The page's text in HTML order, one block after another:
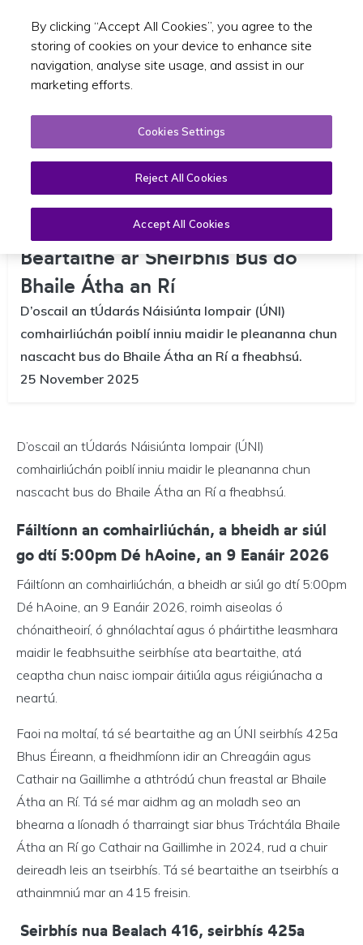
Toggle
Seolann an ÚNI comhairliúchán
poiblí maidir le Feabhsuithe atá
Beartaithe ar Sheirbhís Bus do
Bhaile Átha an Rí
D’oscail an tÚdarás Náisiúnta Iompair (ÚNI)
comhairliúchán poiblí inniu maidir le pleananna chun
nascacht bus do Bhaile Átha an Rí a fheabhsú.
25 November 2025
D’oscail an tÚdarás Náisiúnta Iompair (ÚNI)
comhairliúchán poiblí inniu maidir le pleananna chun
nascacht bus do Bhaile Átha an Rí a fheabhsú.
Fáiltíonn an comhairliúchán, a bheidh ar siúl
go dtí 5:00pm Dé hAoine, an 9 Eanáir 2026
Fáiltíonn an comhairliúchán, a bheidh ar siúl go dtí 5:00pm
Dé hAoine, an 9 Eanáir 2026, roimh aiseolas ó
chónaitheoirí, ó ghnólachtaí agus ó pháirtithe leasmhara
maidir le feabhsuithe seirbhíse ata beartaithe, atá
ceaptha chun naisc iompair áitiúla agus réigiúnacha a
neartú.
Faoi na moltaí, tá sé beartaithe ag an ÚNI seirbhís 425a
Bhus Éireann, a fheidhmíonn idir an Chreagáin agus
Cathair na Gaillimhe a athtródú chun freastal ar Bhaile
Átha an Rí. Tá sé mar aidhm ag an moladh seo an
bhearna a líonadh ó tharraingt siar bhus Tráchtála Bhaile
Átha an Rí go Cathair na Gaillimhe in 2024, rud a chuir
deireadh leis an tseirbhís. Tá sé beartaithe an tseirbhís a
athainmniú mar an 415 freisin.
Seirbhís nua Bealach 416, seirbhís 425a
By clicking “Accept All Cookies”, you agree to the
storing of cookies on your device to enhance site
navigation, analyse site usage, and assist in our
marketing efforts.
Cookies Settings
Reject All Cookies
Accept All Cookies